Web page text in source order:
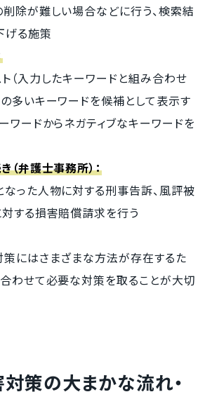
除が難しい場合などに行う、検索結
げる施策
（入力したキーワードと組み合わせ
多いキーワードを候補として表示す
ワードからネガティブなキーワードを
（弁護士事務所）：
った人物に対する刑事告訴、風評被
する損害賠償請求を行う
にはさまざまな方法が存在するた
わせて必要な対策を取ることが大切
策の大まかな流れ・